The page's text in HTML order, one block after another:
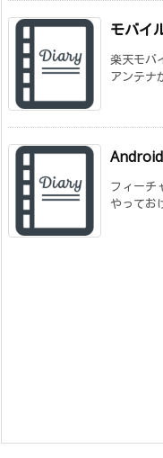
モバイ
楽天モバ
アンテナ
フィーチ
やってお